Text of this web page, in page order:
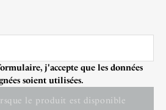
j'accepte que les données
soient utilisées.
le produit est disponible